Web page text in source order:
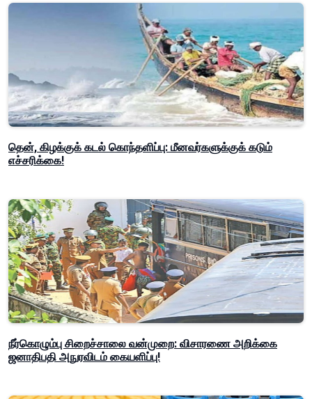
தென், கிழக்குக் கடல் கொந்தளிப்பு: மீனவர்களுக்குக் கடும்
எச்சரிக்கை!
நீர்கொழும்பு சிறைச்சாலை வன்முறை: விசாரணை அறிக்கை
ஜனாதிபதி அநுரவிடம் கையளிப்பு!